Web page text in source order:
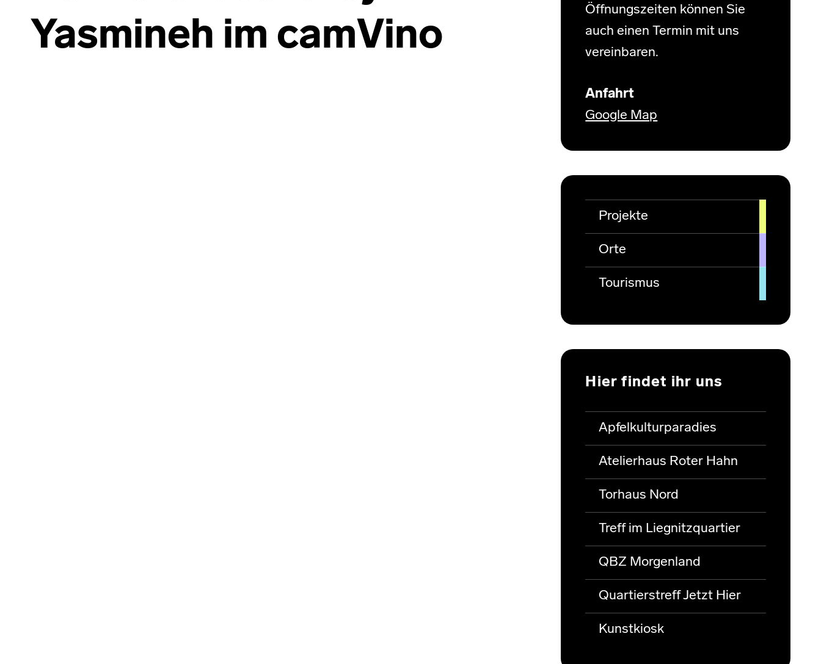
Yasmineh im camVino
Öffnungszeiten können Sie
auch einen Termin mit uns
vereinbaren.
Anfahrt
Google Map
Projekte
Orte
Tourismus
Hier findet ihr uns
Apfelkulturparadies
Atelierhaus Roter Hahn
Torhaus Nord
Treff im Liegnitzquartier
QBZ Morgenland
Quartierstreff Jetzt Hier
Kunstkiosk